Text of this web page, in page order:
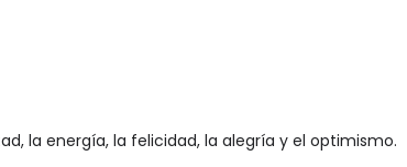
la energía, la felicidad, la alegría y el optimismo.